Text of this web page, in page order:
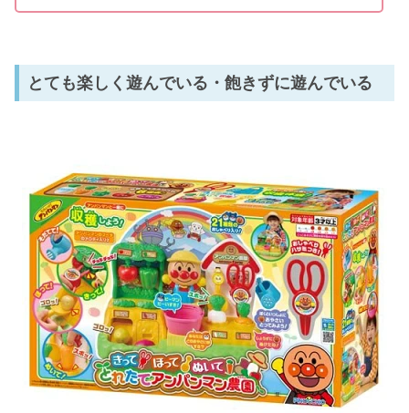
とても楽しく遊んでいる・飽きずに遊んでいる